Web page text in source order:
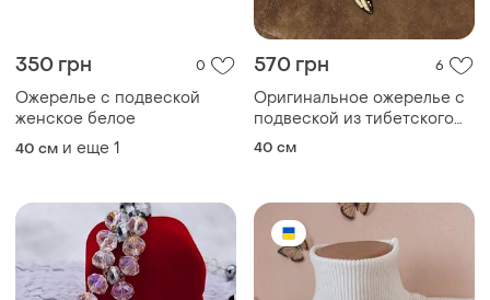
350 грн 0
Ожерелье с подвеской
женское белое
40 см и еще 1
570 грн 6
Оригинальное ожерелье с
подвеской из тибетского
рога
40 см